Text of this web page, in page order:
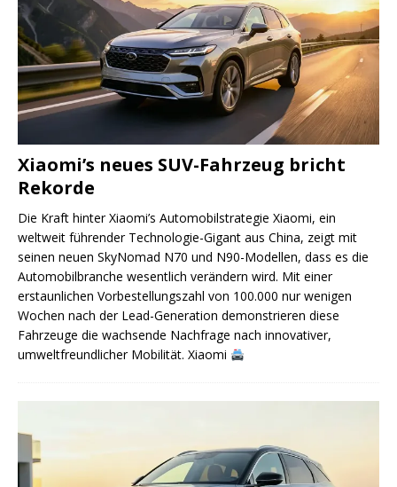
Xiaomi’s neues SUV-Fahrzeug bricht
Rekorde
Die Kraft hinter Xiaomi’s Automobilstrategie Xiaomi, ein
weltweit führender Technologie-Gigant aus China, zeigt mit
seinen neuen SkyNomad N70 und N90-Modellen, dass es die
Automobilbranche wesentlich verändern wird. Mit einer
erstaunlichen Vorbestellungszahl von 100.000 nur wenigen
Wochen nach der Lead-Generation demonstrieren diese
Fahrzeuge die wachsende Nachfrage nach innovativer,
umweltfreundlicher Mobilität. Xiaomi